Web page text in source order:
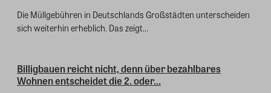
Die Müllgebühren in Deutschlands Großstädten unterscheiden
sich weiterhin erheblich. Das zeigt...
Billigbauen reicht nicht, denn über bezahlbares
Wohnen entscheidet die 2. oder...